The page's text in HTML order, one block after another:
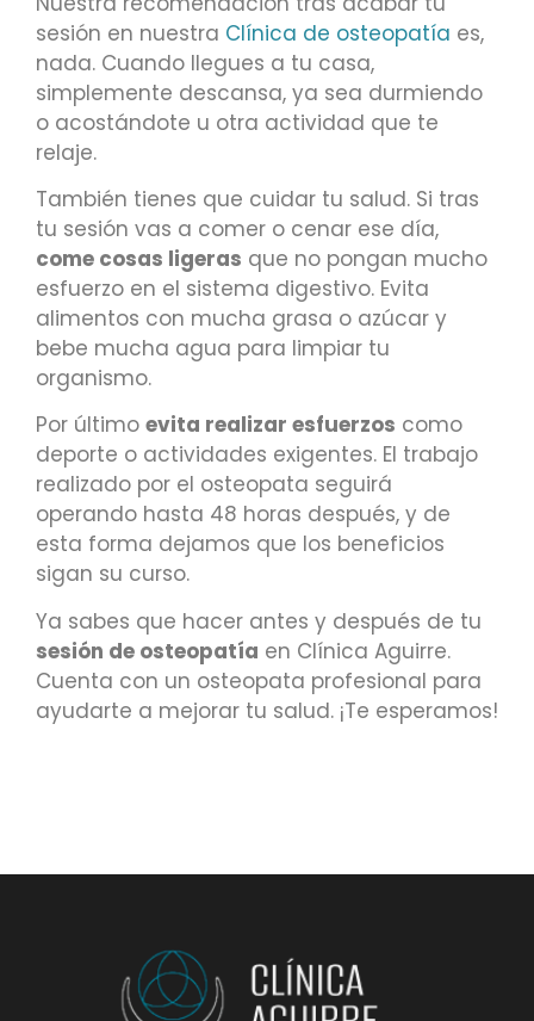
sesión en nuestra Clínica de osteopatía es,
nada. Cuando llegues a tu casa,
simplemente descansa, ya sea durmiendo
o acostándote u otra actividad que te
relaje.
También tienes que cuidar tu salud. Si tras
tu sesión vas a comer o cenar ese día,
come cosas ligeras que no pongan mucho
esfuerzo en el sistema digestivo. Evita
alimentos con mucha grasa o azúcar y
bebe mucha agua para limpiar tu
organismo.
Por último evita realizar esfuerzos como
deporte o actividades exigentes. El trabajo
realizado por el osteopata seguirá
operando hasta 48 horas después, y de
esta forma dejamos que los beneficios
sigan su curso.
Ya sabes que hacer antes y después de tu
sesión de osteopatía en Clínica Aguirre.
Cuenta con un osteopata profesional para
ayudarte a mejorar tu salud. ¡Te esperamos!